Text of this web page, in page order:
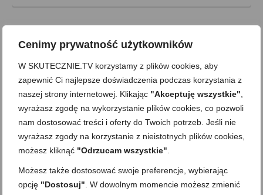
Cenimy prywatność użytkowników
W SKUTECZNIE.TV korzystamy z plików cookies, aby
zapewnić Ci najlepsze doświadczenia podczas korzystania z
naszej strony internetowej. Klikając "Akceptuję wszystkie"
wyrażasz zgodę na wykorzystanie plików cookies, co pozwoli
nam dostosować treści i oferty do Twoich potrzeb. Jeśli nie
wyrażasz zgody na korzystanie z nieistotnych plików cookies,
możesz kliknąć "Odrzucam wszystkie"
Możesz także dostosować swoje preferencje, wybierając
opcję "Dostosuj" . W dowolnym momencie możesz zmienić
Truskawki na zimno. 4 pyszne